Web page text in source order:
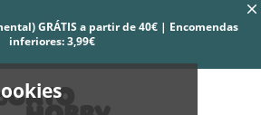
GRÁTIS a partir de 40€ | Encomendas
inferiores: 3,99€